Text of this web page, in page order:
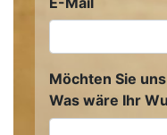
Möchten Sie
Was wäre Ihr